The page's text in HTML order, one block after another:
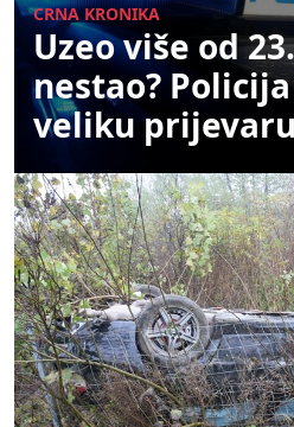
CRNA KRONIKA
Uzeo više od
nestao?
veliku prijevaru